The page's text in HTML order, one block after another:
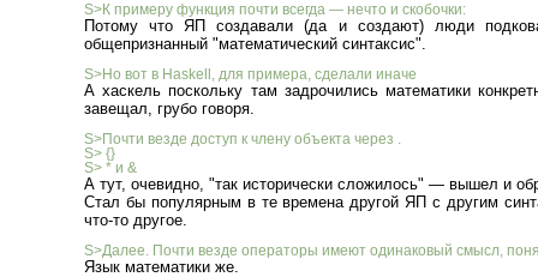
S>К примеру функция почти всегда — нечто и скобочки:
Потому что ЯП создавали (да и создают) люди
общепризнанный "математический синтаксис".
S>Но вот в Haskell, для примера, сделали иначе
А хаскель поскольку там задрочились математики
завещал, грубо говоря.
S>Почти везде доступ к члену объекта через .
S> {}
S> * и &
А тут, очевидно, "так исторически сложилось" — вышел и
Стал бы популярным в те времена другой ЯП с другим
что-то другое.
S>Далее. Почти везде операторы имеют одинаковый смысл,
Язык математики же.